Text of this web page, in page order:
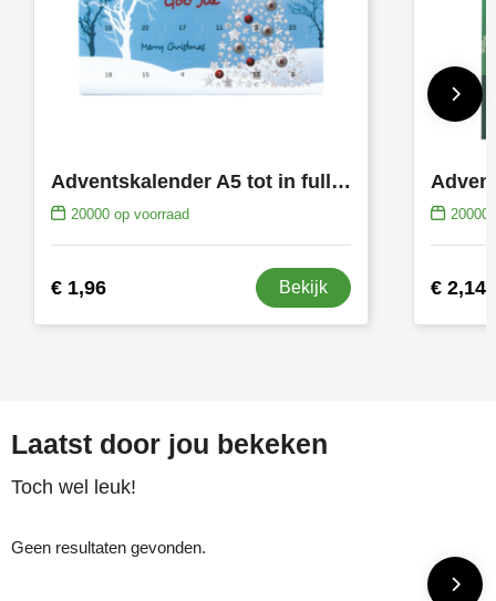
Adventskalender A5 tot in full colour bedrukt
20000op voorraad
€ 1,96 Bekijk
20000
€ 2,14
Laatst door jou bekeken
Toch wel leuk!
Geen resultaten gevonden.